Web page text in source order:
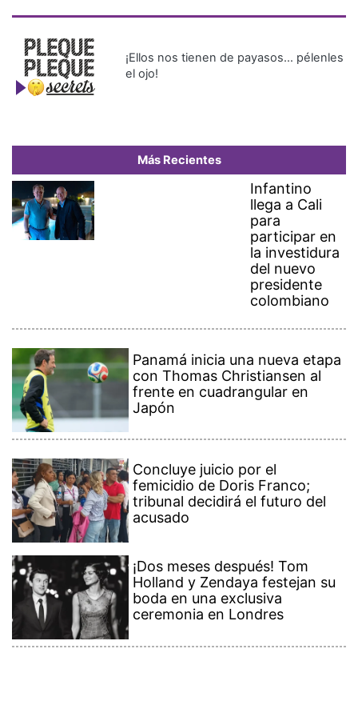
¡Ellos nos tienen de payasos… pélenles
el ojo!
Más Recientes
Infantino
llega a Cali
para
participar en
la investidura
del nuevo
presidente
colombiano
Panamá inicia una nueva etapa
con Thomas Christiansen al
frente en cuadrangular en
Japón
Concluye juicio por el
femicidio de Doris Franco;
tribunal decidirá el futuro del
acusado
¡Dos meses después! Tom
Holland y Zendaya festejan su
boda en una exclusiva
ceremonia en Londres